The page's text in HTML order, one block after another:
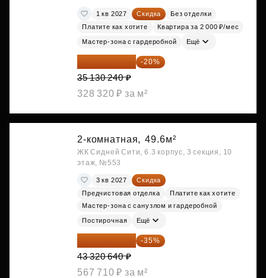
1 кв 2027 Скидка
Без отделки
Платите как хотите
Квартира за 2 000 ₽/мес
Мастер-зона с гардеробной Ещё
28 104 192 ₽ -20%
35 130 240 ₽
328 320 ₽ за м²
2-комнатная, 49.6м²
ЖК Сидней Сити, 6.3 корпус, 3 секция, 10
этаж, №553
3 кв 2027
Скидка
Предчистовая отделка
Платите как хотите
Мастер-зона с санузлом и гардеробной
Постирочная Ещё
28 158 416 ₽ -35%
43 320 640 ₽
567 710 ₽ за м²